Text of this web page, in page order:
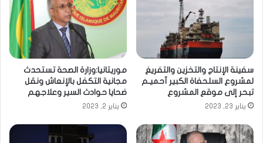
سفينة الإنتاج والتخزين والتفريغ
لمشروع السلحفاة الكبير آحميـم
تبحر إلى موقع المشروع
يناير 23, 2023
موريتانيا:وزارة الصحة تستحدث
مجانية التكفل بالإنعاش ونقل
ضحايا حوادث السير وعلاجهم
يناير 2, 2023